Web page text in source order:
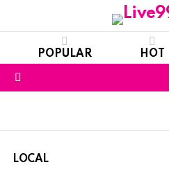
POPULAR HOT
LOCAL